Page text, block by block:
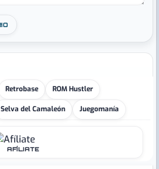
Retrobase ROM Hustler
Selva del Camaleón Juegomanía
AFÍLIATE